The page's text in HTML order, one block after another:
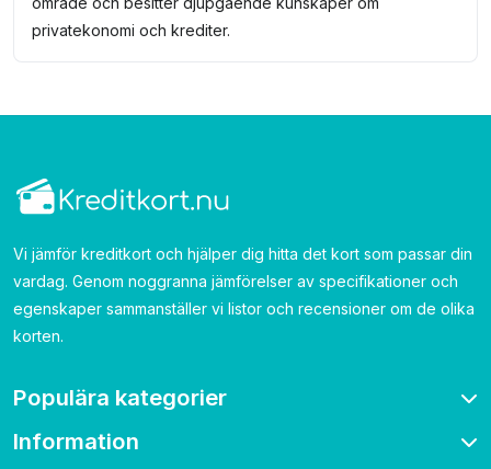
privatekonomi och krediter.
Vi jämför kreditkort och hjälper dig hitta det kort som passar din
vardag. Genom noggranna jämförelser av specifikationer och
egenskaper sammanställer vi listor och recensioner om de olika
korten.
Populära kategorier
Bonuskort
Information